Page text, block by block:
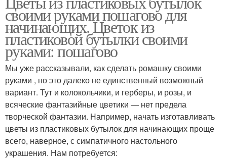
своими руками пошагово для
начинающих. Цветок из
пластиковой бутылки своими
руками: пошагово
Мы уже рассказывали, как сделать ромашку своими
руками , но это далеко не единственный возможный
вариант. Тут и колокольчики, и герберы, и розы, и
всяческие фантазийные цветики — нет предела
творческой фантазии. Например, начать изготавливать
цветы из пластиковых бутылок для начинающих проще
всего, наверное, с симпатичного настольного
украшения. Нам потребуется: